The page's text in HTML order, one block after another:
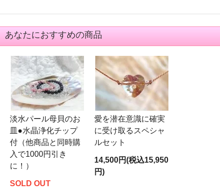
あなたにおすすめの商品
淡水パール母貝のお
皿●水晶浄化チップ
付（他商品と同時購
入で1000円引き
に！）
SOLD OUT
愛を潜在意識に確実
に受け取るスペシャ
ルセット
14,500円(税込15,950
円)